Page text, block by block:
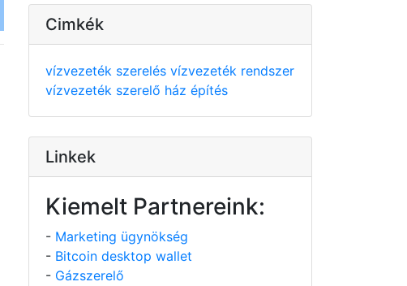
Cimkék
vízvezeték szerelés vízvezeték rendszer
vízvezeték szerelő ház építés
Linkek
Kiemelt Partnereink:
- Marketing ügynökség
- Bitcoin desktop wallet
- Gázszerelő